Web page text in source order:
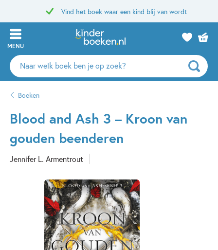
Vind het boek waar een kind blij van wordt
MENU
Zoeken
naar
auteurs
uitgevers
Boeken
Blood and Ash 3 – Kroon van
gouden beenderen
Jennifer L. Armentrout